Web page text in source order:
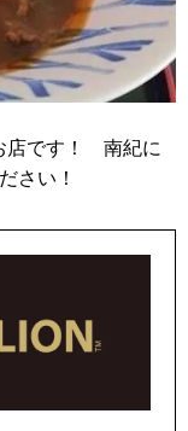
店です！ 南紀に
さい！